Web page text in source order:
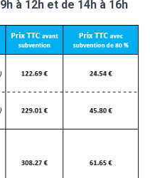
à 12h et de 14h à 16h